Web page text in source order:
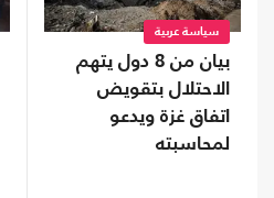
سياسة عربية
بيان من 8 دول يتهم
الاحتلال بتقويض
اتفاق غزة ويدعو
لمحاسبته